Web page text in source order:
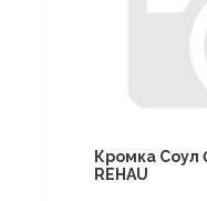
Кромка Соул
REHAU